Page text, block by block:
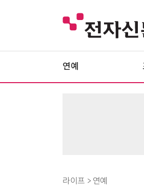
연예
라이프 > 연예